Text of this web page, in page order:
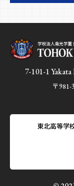
7-101-1
〒
東北高等学